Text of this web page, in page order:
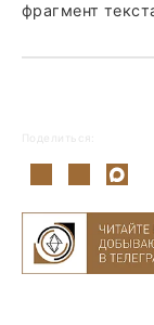
фрагмент
Поделиться: